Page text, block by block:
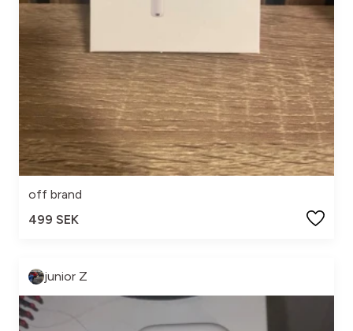
off brand
499 SEK
junior Z